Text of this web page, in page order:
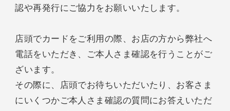
認や再発行にご協力をお願いいたします。
店頭でカードをご利用の際、お店の方から弊社へ
電話をいただき、ご本人さま確認を行うことがご
ざいます。
その際に、店頭でお待ちいただいたり、お客さま
にいくつかご本人さま確認の質問にお答えいただ